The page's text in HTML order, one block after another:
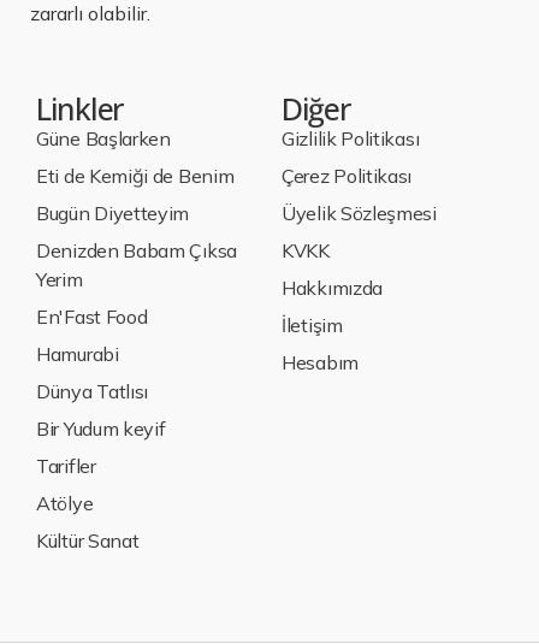
zararlı olabilir.
Linkler
Güne Başlarken
Eti de Kemiği de Benim
Bugün Diyetteyim
Denizden Babam Çıksa
Yerim
En'Fast Food
Hamurabi
Dünya Tatlısı
Bir Yudum keyif
Tarifler
Atölye
Kültür Sanat
Diğer
Gizlilik Politikası
Çerez Politikası
Üyelik Sözleşmesi
KVKK
Hakkımızda
İletişim
Hesabım